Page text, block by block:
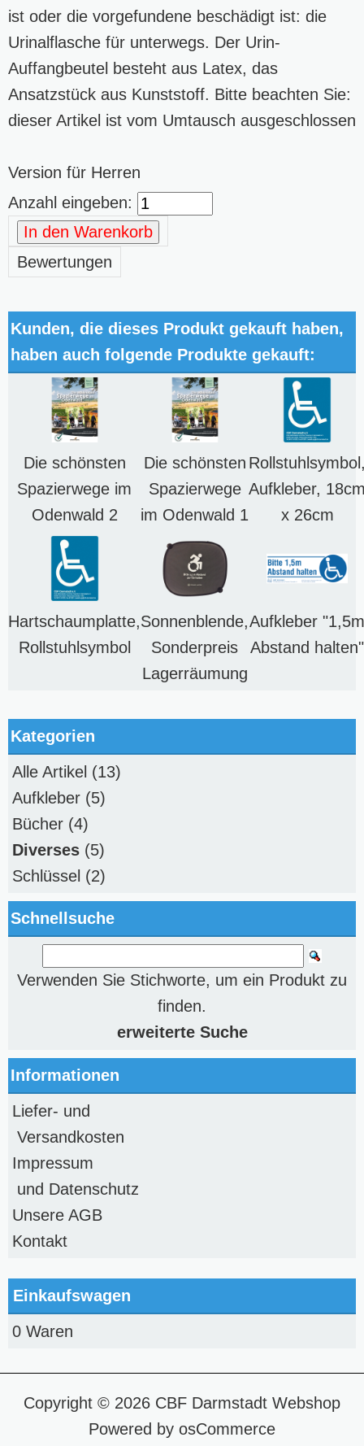
ist oder die vorgefundene beschädigt ist: die
Urinalflasche für unterwegs. Der Urin-
Auffangbeutel besteht aus Latex, das
Ansatzstück aus Kunststoff. Bitte beachten Sie:
dieser Artikel ist vom Umtausch ausgeschlossen
Version für Herren
Anzahl eingeben:
In den Warenkorb
Bewertungen
Kunden, die dieses Produkt gekauft haben,
haben auch folgende Produkte gekauft:
Die schönsten
Spazierwege im
Odenwald 2
Die schönsten
Spazierwege
im Odenwald 1
Aufkleber,
x 26cm
Hartschaumplatte,
Rollstuhlsymbol
Sonnenblende,
Sonderpreis
Lagerräumung
Aufkleber "1,5m
Abstand halten"
Kategorien
Alle Artikel (13)
Aufkleber (5)
Bücher (4)
Diverses (5)
Schlüssel (2)
Schnellsuche
Verwenden Sie Stichworte, um ein Produkt zu
finden.
erweiterte Suche
Informationen
Liefer- und
Versandkosten
Impressum
und Datenschutz
Unsere AGB
Kontakt
Einkaufswagen
0 Waren
Copyright © 2026 CBF Darmstadt Webshop
Powered by osCommerce